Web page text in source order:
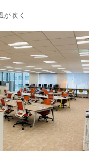
吹く